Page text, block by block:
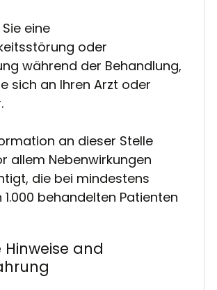
eine
oder
während der Behandlung,
sich an Ihren Arzt oder
an dieser Stelle
allem Nebenwirkungen
die bei mindestens
behandelten Patienten
and